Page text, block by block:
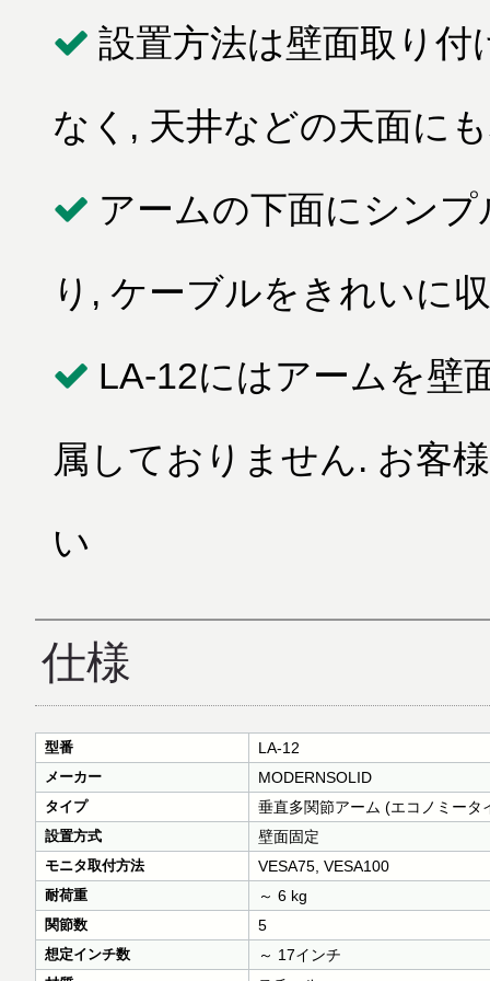
設置方法は壁面取り
なく, 天井などの天面に
アームの下面にシン
り, ケーブルをきれいに
LA-12にはアームを壁
属しておりません. お客
い
仕様
型番 LA-12
メーカー MODERNSOLID
タイプ 垂直多関節アーム (エコノミータ
設置方式 壁面固定
モニタ取付方法 VESA75, VESA100
耐荷重 ～ 6 kg
関節数 5
想定インチ数 ～ 17インチ